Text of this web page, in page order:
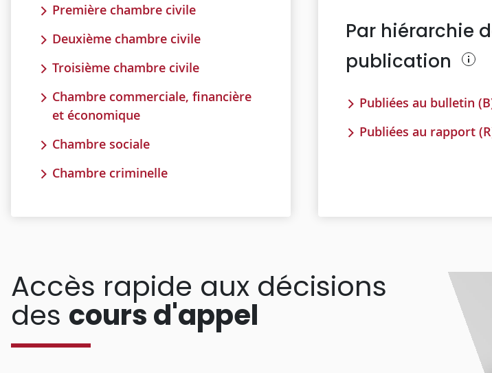
Première chambre civile
Deuxième chambre civile
Troisième chambre civile
Chambre commerciale, financière
et économique
Chambre sociale
Chambre criminelle
Par hiérarchie
publication
Publiées au bulletin
Publiées au rapport
Accès rapide aux décisions
des cours d'appel